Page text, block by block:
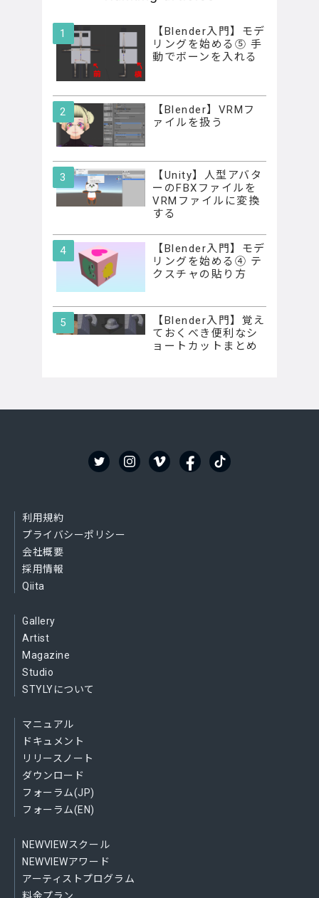
【Blender入門】モデ
リングを始める⑤ 手
動でボーンを入れる
【Blender】VRMフ
ァイルを扱う
【Unity】人型アバタ
ーのFBXファイルを
VRMファイルに変換
する
【Blender入門】モデ
リングを始める④ テ
クスチャの貼り方
【Blender入門】覚え
ておくべき便利なシ
ョートカットまとめ
利用規約
プライバシーポリシー
会社概要
採用情報
Qiita
Gallery
Artist
Magazine
Studio
STYLYについて
マニュアル
ドキュメント
リリースノート
ダウンロード
フォーラム(JP)
フォーラム(EN)
NEWVIEWスクール
NEWVIEWアワード
アーティストプログラム
料金プラン